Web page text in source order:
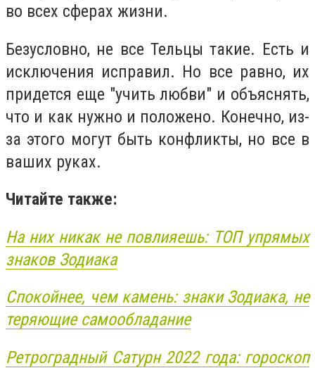
во всех сферах жизни.
Безусловно, не все Тельцы такие. Есть и
исключения исправил. Но все равно, их
придется еще "учить любви" и объяснять,
что и как нужно и положено. Конечно, из-
за этого могут быть конфликты, но все в
ваших руках.
Читайте также:
На них никак не повлияешь: ТОП упрямых
знаков Зодиака
Спокойнее, чем камень: знаки Зодиака, не
теряющие самообладание
Ретроградный Сатурн 2022 года: гороскоп